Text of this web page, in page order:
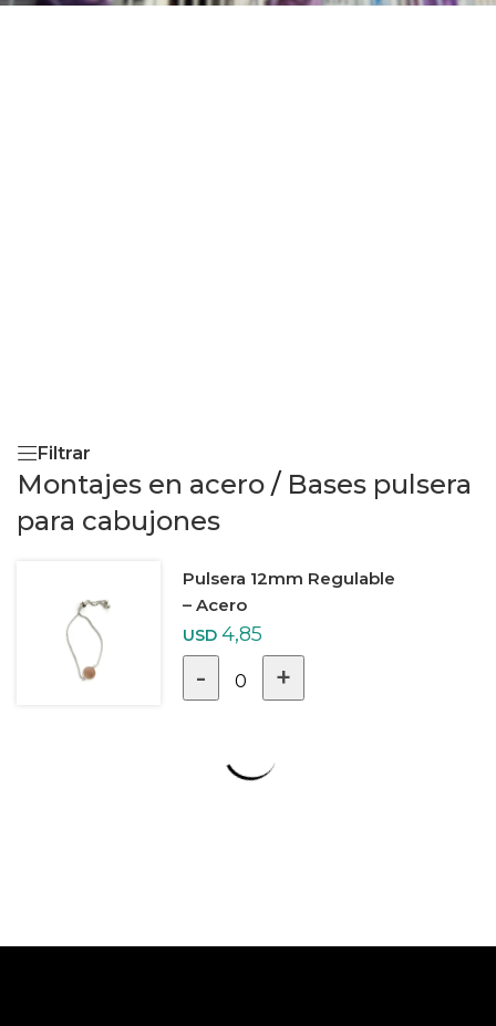
Filtrar
Montajes en acero / Bases pulsera
para cabujones
Pulsera 12mm Regulable
– Acero
USD 4,85
- 0 +